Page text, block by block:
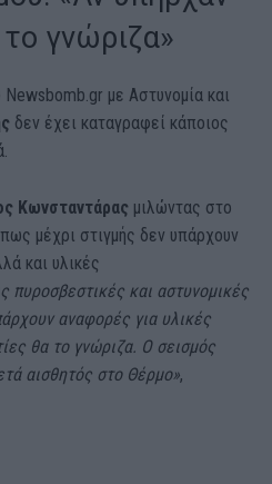
γνώριζα»
με Αστυνομία και
δεν έχει καταγραφεί κάποιος
Κωνσταντάρας μιλώντας στο
μέχρι στιγμής δεν υπάρχουν
και υλικές
πυροσβεστικές και αστυνομικές
αναφορές για υλικές
θα το γνώριζα. Ο σεισμός
αισθητός στο Θέρμο»,